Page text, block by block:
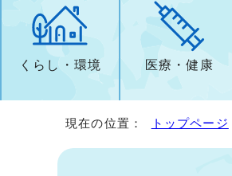
くらし・環境 医療・健康
現在の位置： トップページ